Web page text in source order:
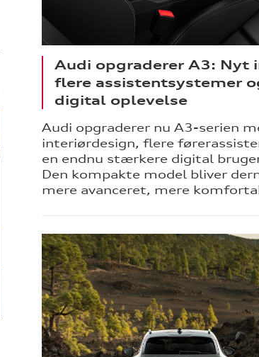
Audi opgraderer A3: Nyt
flere assistentsystemer
digital oplevelse
Audi opgraderer nu A3-serien
interiørdesign, flere
en endnu stærkere digital
Den kompakte model bliver
mere avanceret, mere